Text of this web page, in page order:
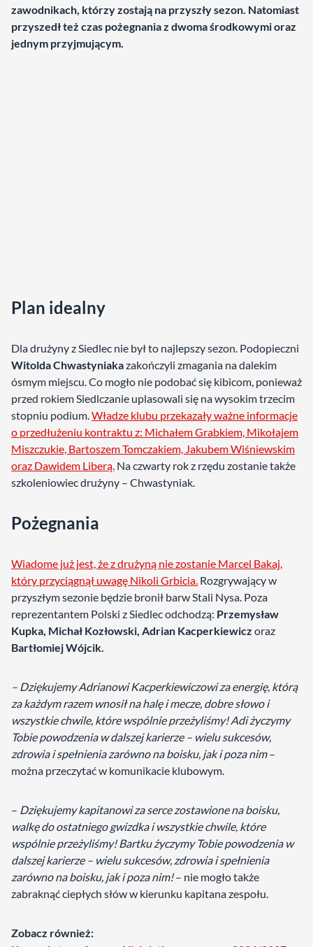
zawodnikach, którzy zostają na przyszły sezon. Natomiast
przyszedł też czas pożegnania z dwoma środkowymi oraz
jednym przyjmującym.
Plan idealny
Dla drużyny z Siedlec nie był to najlepszy sezon. Podopieczni
Witolda Chwastyniakazakończyli zmagania na dalekim
ósmym miejscu. Co mogło nie podobać się kibicom, ponieważ
przed rokiem Siedlczanie uplasowali się na wysokim trzecim
stopniu podium.Władze klubu przekazały ważne informacje
o przedłużeniu kontraktu z: Michałem Grabkiem, Mikołajem
Miszczukie, Bartoszem Tomczakiem, Jakubem Wiśniewskim
oraz Dawidem Liberą. Na czwarty rok z rzędu zostanie także
szkoleniowiec drużyny – Chwastyniak.
Pożegnania
Wiadome już jest, że z drużyną nie zostanie Marcel Bakaj,
który przyciągnął uwagę Nikoli Grbicia. Rozgrywający w
przyszłym sezonie będzie bronił barw Stali Nysa. Poza
reprezentantem Polski z Siedlec odchodzą: Przemysław
Kupka, Michał Kozłowski, Adrian Kacperkiewicz oraz
Bartłomiej Wójcik.
– Dziękujemy Adrianowi Kacperkiewiczowi za energię, którą
za każdym razem wnosił na halę i mecze, dobre słowo i
wszystkie chwile, które wspólnie przeżyliśmy! Adi życzymy
Tobie powodzenia w dalszej karierze – wielu sukcesów,
zdrowia i spełnienia zarówno na boisku, jak i poza nim–
można przeczytać w komunikacie klubowym.
– Dziękujemy kapitanowi za serce zostawione na boisku,
walkę do ostatniego gwizdka i wszystkie chwile, które
wspólnie przeżyliśmy! Bartku życzymy Tobie powodzenia w
dalszej karierze – wielu sukcesów, zdrowia i spełnienia
zarówno na boisku, jak i poza nim!– nie mogło także
zabraknąć ciepłych słów w kierunku kapitana zespołu.
Zobacz również: